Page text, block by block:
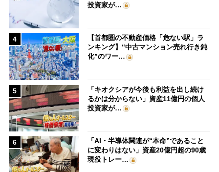
投資家が…
4
【首都圏の不動産価格「危ない駅」ラ
ンキング】“中古マンション売れ行き鈍
化”のワー…
5
「キオクシアが今後も利益を出し続け
るかは分からない」資産11億円の個人
投資家が…
6
「AI・半導体関連が“本命”であること
に変わりはない」資産20億円超の90歳
現役トレー…